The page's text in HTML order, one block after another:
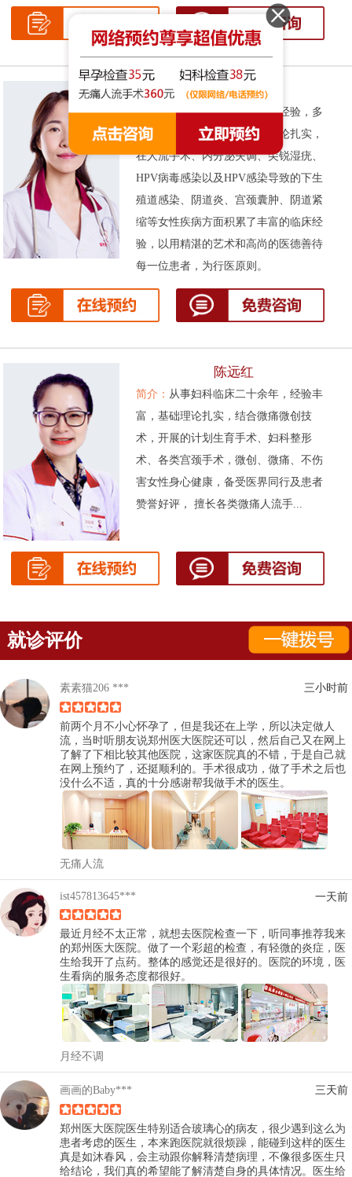
张伟侠
简介：拥有十余年的妇科临床经验，多
次被评为先进工作者。基础理论扎实，
在人流手术、内分泌失调、尖锐湿疣、
HPV病毒感染以及HPV感染导致的下生
殖道感染、阴道炎、宫颈囊肿、阴道紧
缩等女性疾病方面积累了丰富的临床经
验，以用精湛的艺术和高尚的医德善待
每一位患者，为行医原则。
陈远红
简介： 从事妇科临床二十余年，经验丰
富，基础理论扎实，结合微痛微创技
术，开展的计划生育手术、妇科整形
术、各类宫颈手术，微创、微痛、不伤
害女性身心健康，备受医界同行及患者
赞誉好评， 擅长各类微痛人流手...
就诊评价
素素猫206 *** 三小时前
前两个月不小心怀孕了，但是我还在上学，所以决定做人
流，当时听朋友说郑州医大医院还可以，然后自己又在网上
了解了下相比较其他医院，这家医院真的不错，于是自己就
在网上预约了，还挺顺利的。手术很成功，做了手术之后也
没什么不适，真的十分感谢帮我做手术的医生。
无痛人流
ist457813645*** 一天前
最近月经不太正常，就想去医院检查一下，听同事推荐我来
的郑州医大医院。做了一个彩超的检查，有轻微的炎症，医
生给我开了点药。整体的感觉还是很好的。医院的环境，医
生看病的服务态度都很好。
月经不调
画画的Baby*** 三天前
郑州医大医院医生特别适合玻璃心的病友，很少遇到这么为
患者考虑的医生，本来跑医院就很烦躁，能碰到这样的医生
真是如沐春风，会主动跟你解释清楚病理，不像很多医生只
给结论，我们真的希望能了解清楚自身的具体情况。医生给